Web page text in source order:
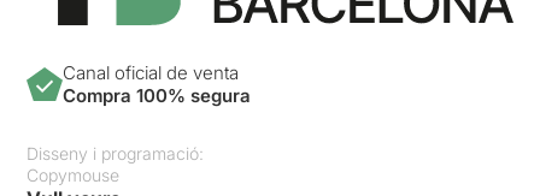
Canal oficial de venta
Compra 100% segura
Disseny i programació:
Copymouse